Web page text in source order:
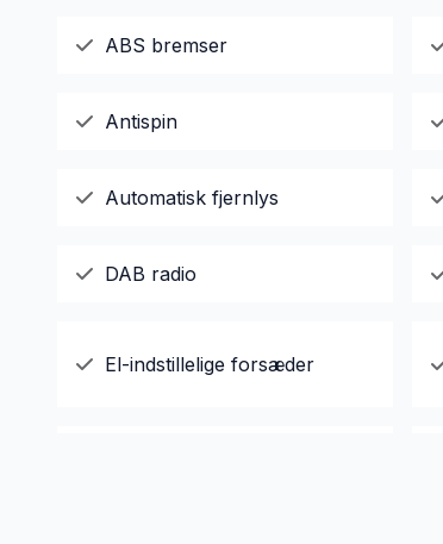
ABS bremser
Antispin
Automatisk fjernlys
DAB radio
El-indstillelige forsæder